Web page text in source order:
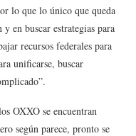
lo que lo único que queda
en buscar estrategias para
recursos federales para
unificarse, buscar
OXXO se encuentran
según parece, pronto se